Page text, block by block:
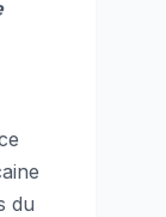
du